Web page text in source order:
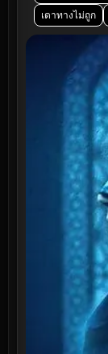
เดาทางไม่ถูก